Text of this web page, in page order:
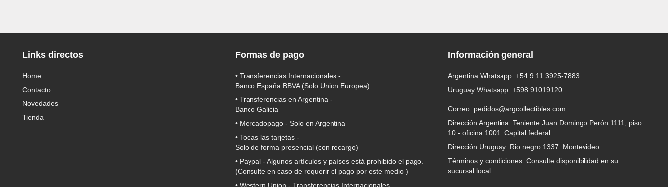
Links directos
Home
Contacto
Novedades
Tienda
Formas de pago
• Transferencias Internacionales -
Banco España BBVA(Solo Union Europea)
• Transferencias en Argentina -
Banco Galicia
• Mercadopago - Solo en Argentina
• Todas las tarjetas -
Solo de forma presencial (con recargo)
• Paypal - Algunos artículos y países está prohibido el pago.
(Consulte en caso de requerir el pago por este medio )
• Western Union - Transferencias Internacionales
Información general
Argentina Whatsapp: +54 9 11 3925-7883
Uruguay Whatsapp: +598 91019120
Correo: pedidos@argcollectibles.com
Dirección Argentina: Teniente Juan Domingo Perón 1111, piso
10 - oficina 1001. Capital federal.
Dirección Uruguay: Rio negro 1337. Montevideo
Términos y condiciones: Consulte disponibilidad en su
sucursal local.